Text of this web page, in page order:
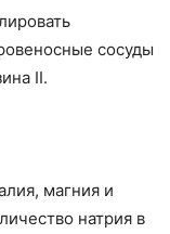
сосуды
II.
магния и
натрия в